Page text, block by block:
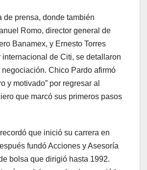
de prensa, donde también
Romo, director general de
Banamex, y Ernesto Torres
internacional de Citi, se detallaron
Chico Pardo afirmó
y motivado” por regresar al
que marcó sus primeros pasos
que inició su carrera en
fundó Acciones y Asesoría
bolsa que dirigió hasta 1992.